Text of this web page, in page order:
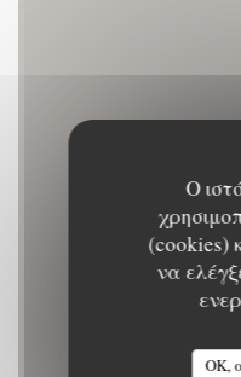
Ο
(cookies)
να
OK,
ΚΑΠΗΛΕΙΌ